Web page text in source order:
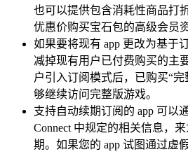
也可以提供包含消耗性商品打
优惠价购买宝石包的高级会员资
如果要将现有 app 更改为基于
减掉现有用户已付费购买的主
户引入订阅模式后，已购买“
够继续访问完整版游戏。
支持自动续期订阅的 app 可以
Connect 中规定的相关信息，
期。如果您的 app 试图通过虚